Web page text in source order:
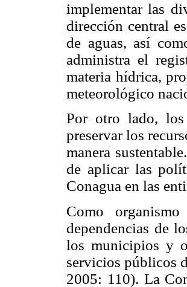
implementar las
dirección central
de aguas, así
administra el
materia hídrica,
meteorológico
Por otro lado, los
preservar los
manera
de aplicar las
Conagua en las
Como
dependencias de
los municipios y
servicios públicos
2005: 110). La